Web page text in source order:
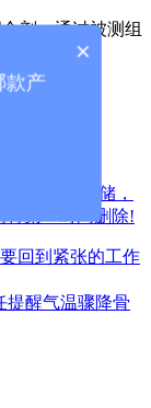
剂，通过被测组
只提供存储，
将第一时间删除!
回到紧张的工作
提醒气温骤降骨
×
款产